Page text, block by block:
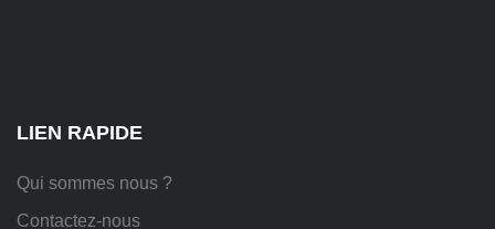
LIEN RAPIDE
Qui sommes nous ?
Contactez-nous